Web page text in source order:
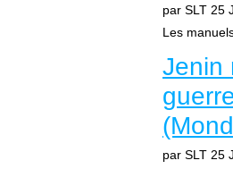
par SLT 25
Les
Jenin
par SLT 25